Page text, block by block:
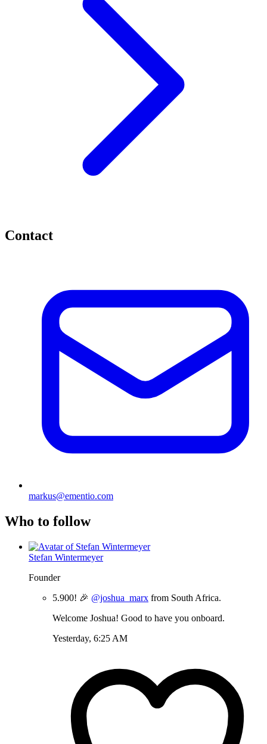
Contact
markus@ementio.com
Who to follow
Stefan Wintermeyer
Founder
5.900! 🎉 @joshua_marx from South Africa.
Welcome Joshua! Good to have you onboard.
Yesterday, 6:25 AM